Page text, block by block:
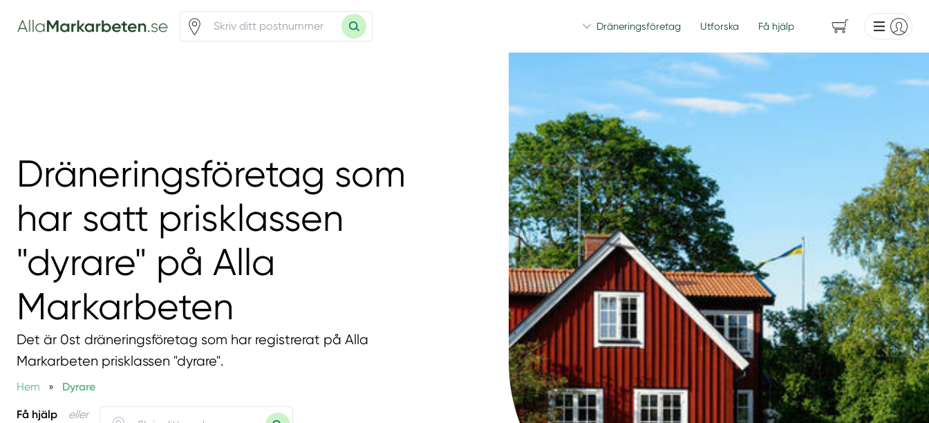
Dräneringsföretag Utforska Få hjälp
Dräneringsföretag som
har satt prisklassen
"dyrare" på Alla
Markarbeten
Det är 0st dräneringsföretag som har registrerat på Alla
Markarbeten prisklassen "dyrare".
Hem » Dyrare
Få hjälp eller